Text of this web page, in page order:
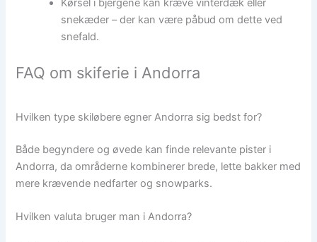
snekæder – der kan være påbud om dette ved
snefald.
FAQ om skiferie i Andorra
Hvilken type skiløbere egner Andorra sig bedst for?
Både begyndere og øvede kan finde relevante pister i
Andorra, da områderne kombinerer brede, lette bakker med
mere krævende nedfarter og snowparks.
Hvilken valuta bruger man i Andorra?